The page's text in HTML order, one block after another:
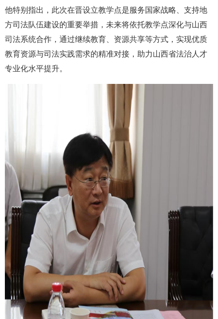
他特别指出，此次在晋设立教学点是服务国家战略、支持地
方司法队伍建设的重要举措，未来将依托教学点深化与山西
司法系统合作， 通过继续教育、资源共享等方式， 实现优质
教育资源与司法实践需求的精准对接， 助力山西省法治人才
专业化水平提升。